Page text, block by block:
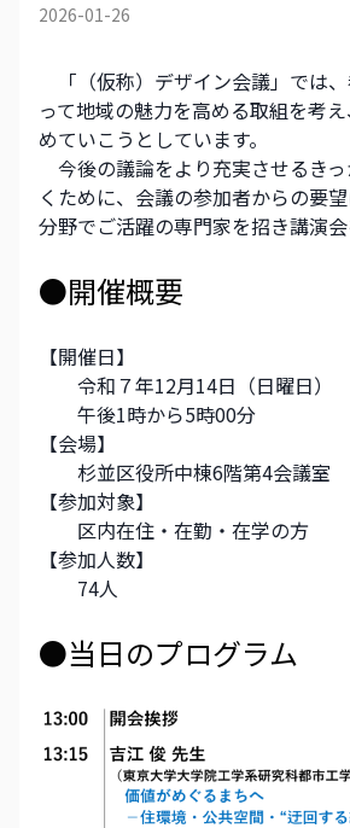
2026-01-26
「（仮称）デザイン会議」では
って地域の魅力を高める取組を考
めていこうとしています。
今後の議論をより充実させるき
くために、会議の参加者からの要
分野でご活躍の専門家を招き講演会
●開催概要
【開催日】
令和７年12月14日（日曜日）
午後1時から5時00分
【会場】
杉並区役所中棟6階第4会議室
【参加対象】
区内在住・在勤・在学の方
【参加人数】
74人
●当日のプログラム